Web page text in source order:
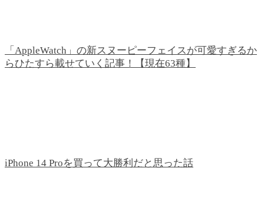
「AppleWatch」の新スヌーピーフェイスが可愛すぎるか
らひたすら載せていく記事！【現在63種】
iPhone 14 Proを買って大勝利だと思った話